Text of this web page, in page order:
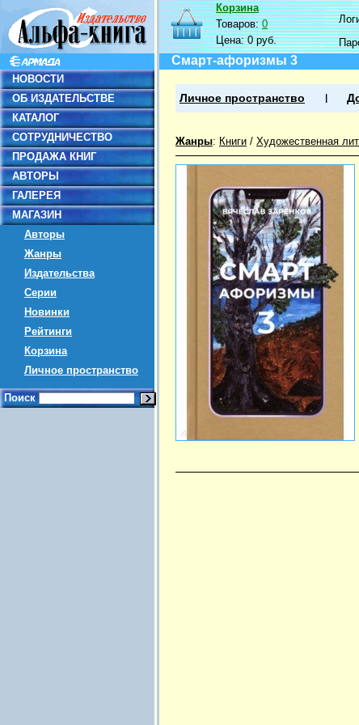
НОВОСТИ
ОБ ИЗДАТЕЛЬСТВЕ
КАТАЛОГ
СОТРУДНИЧЕСТВО
ПРОДАЖА КНИГ
АВТОРЫ
ГАЛЕРЕЯ
МАГАЗИН
Авторы
Жанры
Издательства
Серии
Новинки
Рейтинги
Корзина
Личное пространство
Поиск
Корзина
Товаров:0
Цена:0 руб.
Смарт-афоризмы 3
Личное пространство
Жанры: Книги / Художественная